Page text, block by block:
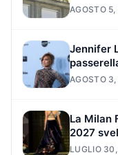
AGOSTO
Jennifer
AGOSTO
La Milan
2027
LUGLIO